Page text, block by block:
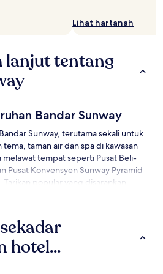
Lihat hartanah
lanjut tentang
Bandar Sunway
Sunway, terutama sekali untuk
taman air dan spa di kawasan
melawat tempat seperti Pusat Beli-
Pusat Konvensyen Sunway Pyramid
popular yang disarankan
lebih besar termasuk Berjaya Times
Sunway
hotel...